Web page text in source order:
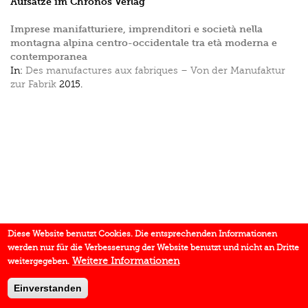
Imprese manifatturiere, imprenditori e società nella
montagna alpina centro-occidentale tra età moderna e
contemporanea
In: Des manufactures aux fabriques – Von der Manufaktur
zur Fabrik 2015.
Diese Website benutzt Cookies. Die entsprechenden Informationen
werden nur für die Verbesserung der Website benutzt und nicht an Dritte
weitergegeben. Weitere Informationen
Einverstanden